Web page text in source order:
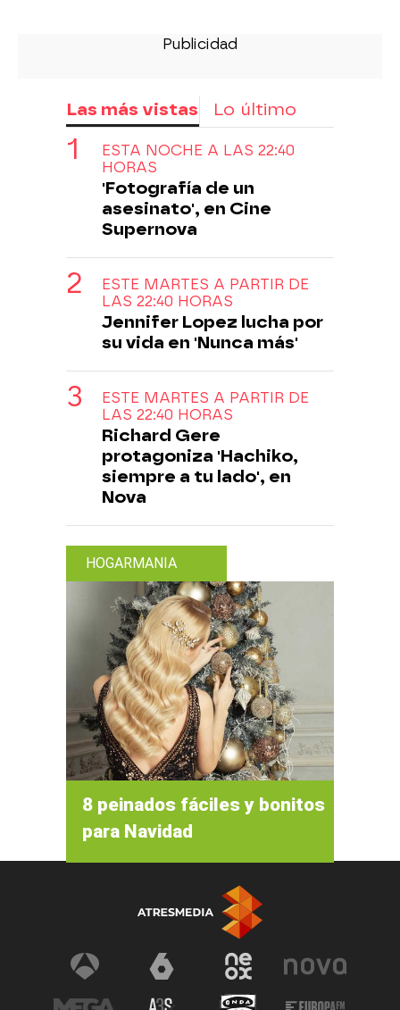
Las más vistas Lo último
ESTA NOCHE A LAS 22:40
HORAS
'Fotografía de un
asesinato', en Cine
Supernova
ESTE MARTES A PARTIR DE
LAS 22:40 HORAS
Jennifer Lopez lucha por
su vida en 'Nunca más'
ESTE MARTES A PARTIR DE
LAS 22:40 HORAS
Richard Gere
protagoniza 'Hachiko,
siempre a tu lado', en
Nova
HOGARMANIA
8 peinados fáciles y bonitos
para Navidad